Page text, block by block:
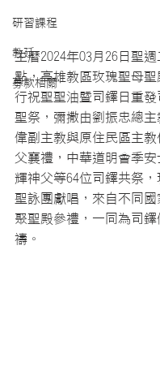
研習課程
教廷
募款相關
主曆2024年03月26日聖
點，高雄教區玫瑰聖母
行祝聖聖油暨司鐸日重發
聖祭，彌撒由劉振忠總主
偉副主教與原住民區主教
父襄禮，中華道明會季
輝神父等64位司鐸共祭
聖詠團獻唱，來自不同
聚聖殿參禮，一同為司
禱。